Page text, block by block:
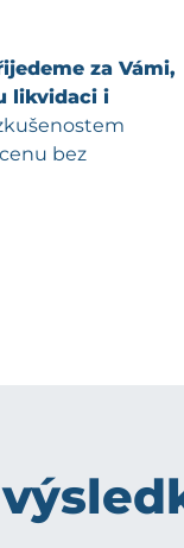
za Vámi,
likvidaci i
bez